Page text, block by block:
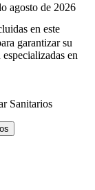
agosto de 2026
en este
garantizar su
en
Sanitarios